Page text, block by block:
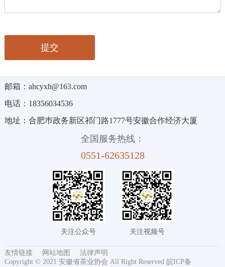
邮箱：ahcyxh@163.com
电话：18356034536
地址：合肥巿政务新区祁门路1777号安徽合作经济大厦
全国服务热线：
0551-62635128
关注公众号 关注视频号
友情链接 网站地图
法律声明
Copyright © 2021 安徽省茶业协会 All Right Reserved 皖ICP备